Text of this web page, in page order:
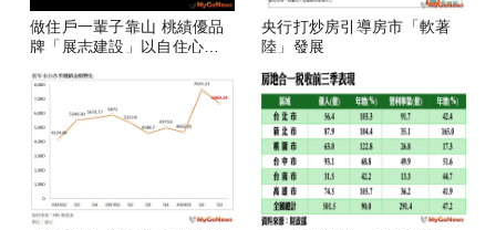
做住戶一輩子靠山 桃績優品
牌「展志建設」以自住心蓋
央行打炒房引導房市「軟著
陸」發展